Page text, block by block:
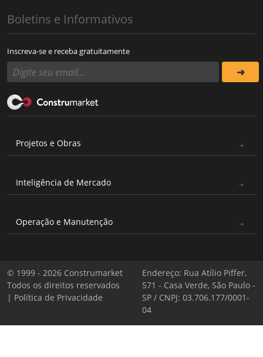
Boletins e Informativos
Inscreva-se e receba gratuitamente
Projetos e Obras
Inteligência de Mercado
Operação e Manutenção
© 1999 - 2026 Construmarket
Todos os direitos reservados
| Política de Privacidade
Endereço: Rua Atílio Piffer,
571 - Casa Verde, São Paulo -
SP / CNPJ: 03.706.177/0001-
04